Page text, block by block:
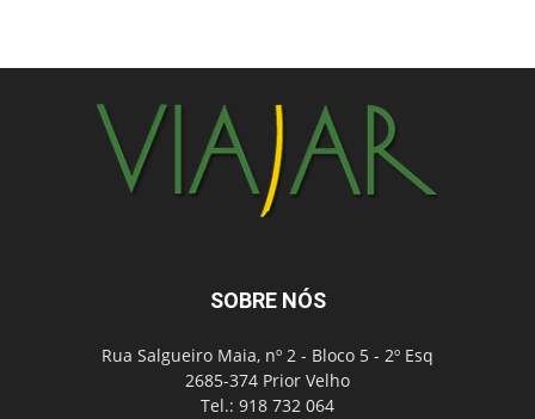
SOBRE NÓS
Rua Salgueiro Maia, nº 2 - Bloco 5 - 2º Esq
2685-374 Prior Velho
Tel.: 918 732 064